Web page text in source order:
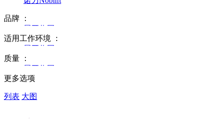
品牌 ：
展开 收回
全部
国内品牌
国际品牌
合资品牌
适用工作环境 ：
展开 收回
全部
仓储室内
低温环境
质量 ：
展开 收回
更多选项
列表 大图